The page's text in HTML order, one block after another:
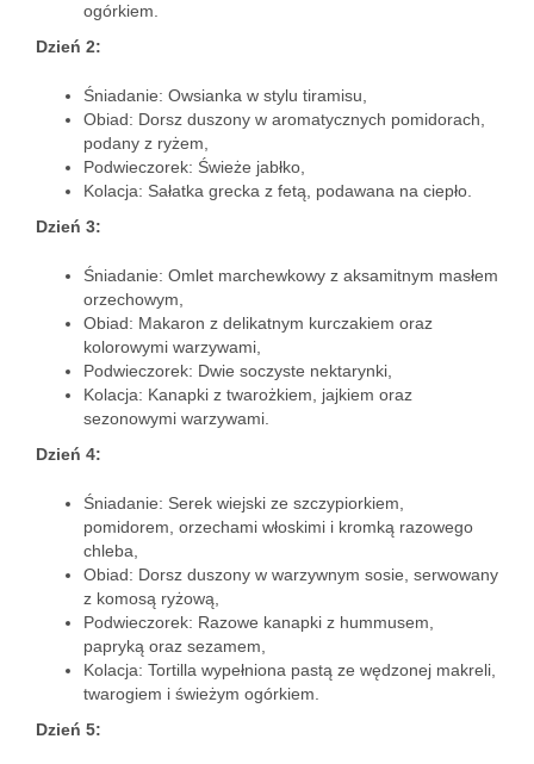
ogórkiem.
Dzień 2:
Śniadanie: Owsianka w stylu tiramisu,
Obiad: Dorsz duszony w aromatycznych pomidorach,
podany z ryżem,
Podwieczorek: Świeże jabłko,
Kolacja: Sałatka grecka z fetą, podawana na ciepło.
Dzień 3:
Śniadanie: Omlet marchewkowy z aksamitnym masłem
orzechowym,
Obiad: Makaron z delikatnym kurczakiem oraz
kolorowymi warzywami,
Podwieczorek: Dwie soczyste nektarynki,
Kolacja: Kanapki z twarożkiem, jajkiem oraz
sezonowymi warzywami.
Dzień 4:
Śniadanie: Serek wiejski ze szczypiorkiem,
pomidorem, orzechami włoskimi i kromką razowego
chleba,
Obiad: Dorsz duszony w warzywnym sosie, serwowany
z komosą ryżową,
Podwieczorek: Razowe kanapki z hummusem,
papryką oraz sezamem,
Kolacja: Tortilla wypełniona pastą ze wędzonej makreli,
twarogiem i świeżym ogórkiem.
Dzień 5: